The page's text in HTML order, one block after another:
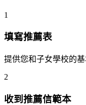
1
填寫推薦表
提供您和子女學校的基
2
收到推薦信範本